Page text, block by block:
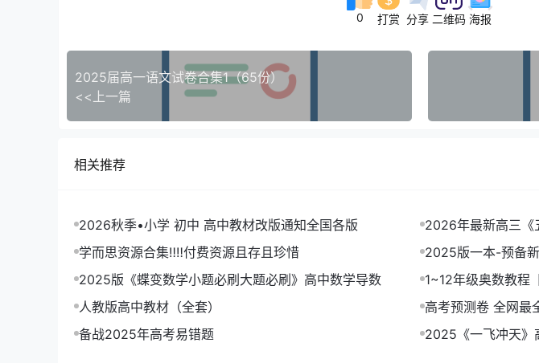
0 打赏 分享 二维码 海报
2025届高一语文试卷合集1（65份）
<<上一篇
相关推荐
2026秋季•小学 初中 高中教材改版通知全国各版
2026年最新高三《
学而思资源合集‼‼付费资源且存且珍惜
2025版一本-预备
2025版《蝶变数学小题必刷大题必刷》高中数学导数
1~12年级奥数教程
DF】
人教版高中教材（全套）
高考预测卷 全网最
备战2025年高考易错题
2025《一飞冲天》